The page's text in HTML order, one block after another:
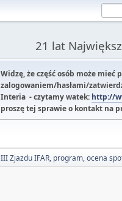
21 lat
Widzę, że część osób może mieć
zalogowaniem/hasłami/
Interia - czytamy watek: http://
proszę tej sprawie o kontakt na
III Zjazdu IFAR, program, ocena